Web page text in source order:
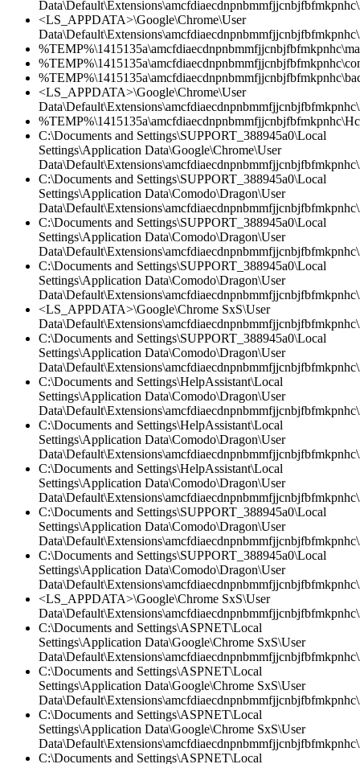
<LS_APPDATA>\Google\Chrome\User
<LS_APPDATA>\Google\Chrome\User
C:\Documents and Settings\SUPPORT_388945a0\Local
Settings\Application Data\Google\Chrome\User
C:\Documents and Settings\SUPPORT_388945a0\Local
Settings\Application Data\Comodo\Dragon\User
C:\Documents and Settings\SUPPORT_388945a0\Local
Settings\Application Data\Comodo\Dragon\User
C:\Documents and Settings\SUPPORT_388945a0\Local
Settings\Application Data\Comodo\Dragon\User
<LS_APPDATA>\Google\Chrome SxS\User
C:\Documents and Settings\SUPPORT_388945a0\Local
Settings\Application Data\Comodo\Dragon\User
C:\Documents and Settings\HelpAssistant\Local
Settings\Application Data\Comodo\Dragon\User
C:\Documents and Settings\HelpAssistant\Local
Settings\Application Data\Comodo\Dragon\User
C:\Documents and Settings\HelpAssistant\Local
Settings\Application Data\Comodo\Dragon\User
C:\Documents and Settings\SUPPORT_388945a0\Local
Settings\Application Data\Comodo\Dragon\User
C:\Documents and Settings\SUPPORT_388945a0\Local
Settings\Application Data\Comodo\Dragon\User
<LS_APPDATA>\Google\Chrome SxS\User
C:\Documents and Settings\ASPNET\Local
Settings\Application Data\Google\Chrome SxS\User
C:\Documents and Settings\ASPNET\Local
Settings\Application Data\Google\Chrome SxS\User
C:\Documents and Settings\ASPNET\Local
Settings\Application Data\Google\Chrome SxS\User
C:\Documents and Settings\ASPNET\Local